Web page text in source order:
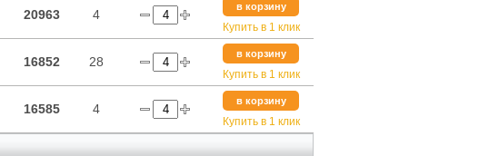
20963 4
в корзину
Купить в 1 клик
16852 28
в корзину
Купить в 1 клик
16585 4
в корзину
Купить в 1 клик